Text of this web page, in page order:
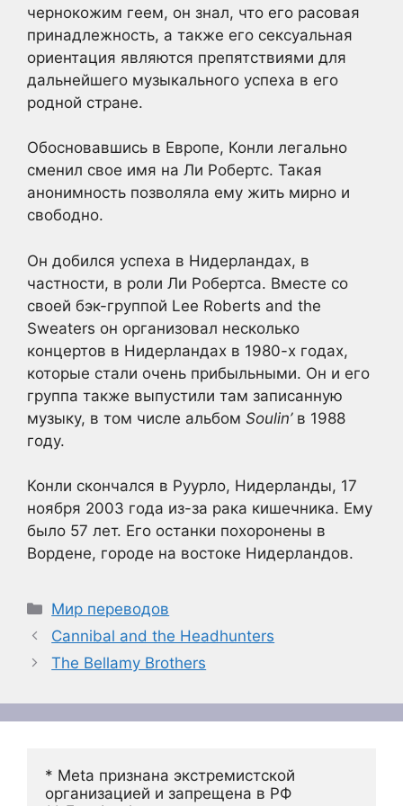
чернокожим геем, он знал, что его расовая
принадлежность, а также его сексуальная
ориентация являются препятствиями для
дальнейшего музыкального успеха в его
родной стране.
Обосновавшись в Европе, Конли легально
сменил свое имя на Ли Робертс. Такая
анонимность позволяла ему жить мирно и
свободно.
Он добился успеха в Нидерландах, в
частности, в роли Ли Робертса. Вместе со
своей бэк-группой Lee Roberts and the
Sweaters он организовал несколько
концертов в Нидерландах в 1980-х годах,
которые стали очень прибыльными. Он и его
группа также выпустили там записанную
музыку, в том числе альбом Soulin’в 1988
году.
Конли скончался в Руурло, Нидерланды, 17
ноября 2003 года из-за рака кишечника. Ему
было 57 лет. Его останки похоронены в
Вордене, городе на востоке Нидерландов.
Рубрики
Мир переводов
Cannibal and the Headhunters
The Bellamy Brothers
* Meta признана экстремистской
организацией и запрещена в РФ